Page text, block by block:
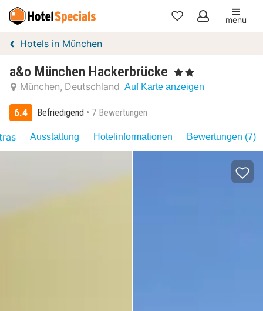
Meine
menu
Hotels in München
a&o München Hackerbrücke , 2 Sterne
München Deutschland Auf Karte anzeigen
6.4 Befriedigend 7 Bewertungen
Ausstattung Hotelinformationen Bewertungen (7)